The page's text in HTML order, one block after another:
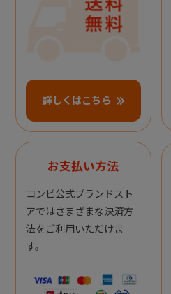
詳しくはこちら
お支払い方法
コンビ公式ブランドスト
アではさまざまな決済方
法をご利用いただけま
す。